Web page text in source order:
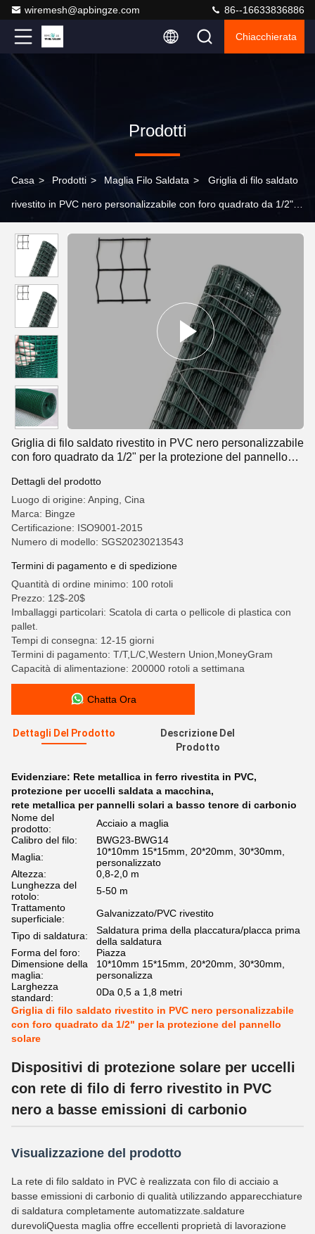
wiremesh@apbingze.com 86--16633836886
Chiacchierata
Prodotti
Casa > Prodotti > Maglia Filo Saldata > Griglia di filo saldato
rivestito in PVC nero personalizzabile con foro quadrato da 1/2"
Griglia di filo saldato rivestito in PVC nero personalizzabile
con foro quadrato da 1/2" per la protezione del pannello
Dettagli del prodotto
Luogo di origine: Anping, Cina
Marca: Bingze
Certificazione: ISO9001-2015
Numero di modello: SGS20230213543
Termini di pagamento e di spedizione
Quantità di ordine minimo: 100 rotoli
Prezzo: 12$-20$
Imballaggi particolari: Scatola di carta o pellicole di plastica con
pallet.
Tempi di consegna: 12-15 giorni
Termini di pagamento: T/T,L/C,Western Union,MoneyGram
Capacità di alimentazione: 200000 rotoli a settimana
Chatta Ora
Dettagli Del Prodotto
Descrizione Del
Prodotto
Evidenziare: Rete metallica in ferro rivestita in PVC,
protezione per uccelli saldata a macchina,
rete metallica per pannelli solari a basso tenore di carbonio
Nome del
prodotto:
Acciaio a maglia
Calibro del filo:
BWG23-BWG14
Maglia:
10*10mm 15*15mm, 20*20mm, 30*30mm,
personalizzato
Altezza:
0,8-2,0 m
Lunghezza del
rotolo:
5-50 m
Trattamento
superficiale:
Galvanizzato/PVC rivestito
Tipo di saldatura:
Saldatura prima della placcatura/placca prima
della saldatura
Forma del foro:
Piazza
Dimensione della
maglia:
10*10mm 15*15mm, 20*20mm, 30*30mm,
personalizza
Larghezza
standard:
0Da 0,5 a 1,8 metri
Griglia di filo saldato rivestito in PVC nero personalizzabile
con foro quadrato da 1/2" per la protezione del pannello
solare
Dispositivi di protezione solare per uccelli
con rete di filo di ferro rivestito in PVC
nero a basse emissioni di carbonio
Visualizzazione del prodotto
La rete di filo saldato in PVC è realizzata con filo di acciaio a
basse emissioni di carbonio di qualità utilizzando apparecchiature
di saldatura completamente automatizzate.saldature
durevoliQuesta maglia offre eccellenti proprietà di lavorazione